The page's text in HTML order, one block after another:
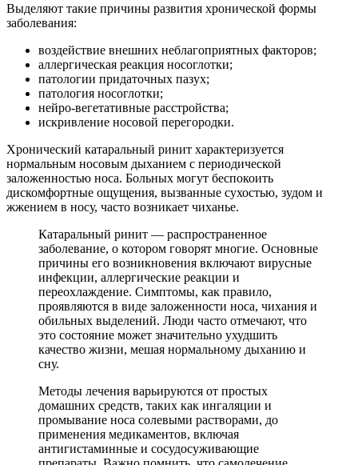
Выделяют такие причины развития хронической формы
заболевания:
воздействие внешних неблагоприятных факторов;
аллергическая реакция носоглотки;
патологии придаточных пазух;
патология носоглотки;
нейро-вегетативные расстройства;
искривление носовой перегородки.
Хронический катаральный ринит характеризуется
нормальным носовым дыханием с периодической
заложенностью носа. Больных могут беспокоить
дискомфортные ощущения, вызванные сухостью, зудом и
жжением в носу, часто возникает чиханье.
Катаральный ринит — распространенное
заболевание, о котором говорят многие. Основные
причины его возникновения включают вирусные
инфекции, аллергические реакции и
переохлаждение. Симптомы, как правило,
проявляются в виде заложенности носа, чихания и
обильных выделений. Люди часто отмечают, что
это состояние может значительно ухудшить
качество жизни, мешая нормальному дыханию и
сну.
Методы лечения варьируются от простых
домашних средств, таких как ингаляции и
промывание носа солевыми растворами, до
применения медикаментов, включая
антигистаминные и сосудосуживающие